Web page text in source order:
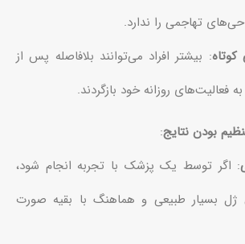
تهاجمی را ندارد.
کوتاه: بیشتر افراد می‌توانند بلافاصله پس از
فعالیت‌های روزانه خود بازگردند.
بودن نتایج:
: اگر توسط یک پزشک با تجربه انجام شود،
ژل بسیار طبیعی و هماهنگ با بقیه صورت